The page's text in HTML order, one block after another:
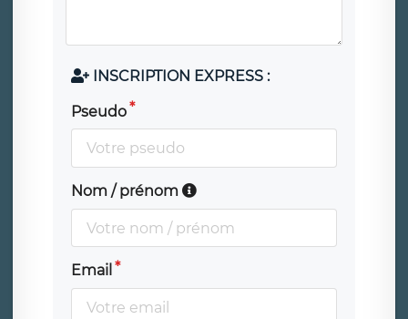
INSCRIPTION EXPRESS :
Pseudo
Nom / prénom
Email